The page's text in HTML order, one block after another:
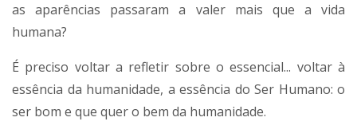
as aparências passaram a valer mais que a vida
humana?
É preciso voltar a refletir sobre o essencial... voltar à
essência da humanidade, a essência do Ser Humano: o
ser bom e que quer o bem da humanidade.